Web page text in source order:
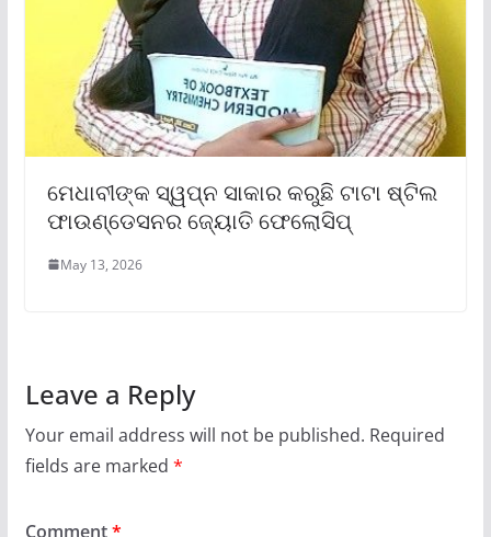
ମେଧାବୀଙ୍କ ସ୍ୱପ୍ନ ସାକାର କରୁଛି ଟାଟା ଷ୍ଟିଲ
ଫାଉଣ୍ଡେସନର ଜ୍ୟୋତି ଫେଲୋସିପ୍‌
May 13, 2026
Leave a Reply
Your email address will not be published. Required
fields are marked *
Comment*